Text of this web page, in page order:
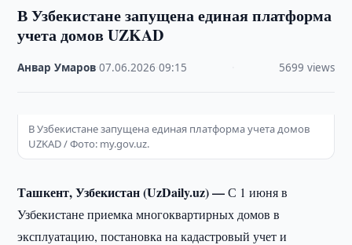
В Узбекистане запущена единая платформа
учета домов UZKAD
Анвар Умаров ·07.06.2026 ·09:15 5699 views
В Узбекистане запущена единая платформа учета домов
UZKAD / Фото: my.gov.uz.
Ташкент, Узбекистан (UzDaily.uz) —С 1 июня в
Узбекистане приемка многоквартирных домов в
эксплуатацию, постановка на кадастровый учет и